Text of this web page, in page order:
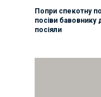
Попри спекотну
посіви
посіяли